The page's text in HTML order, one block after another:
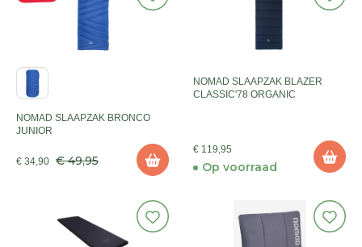
NOMAD SLAAPZAK BRONCO
JUNIOR
€ 34,90 € 49,95
NOMAD SLAAPZAK BLAZER
CLASSIC'78 ORGANIC
€ 119,95
Op voorraad